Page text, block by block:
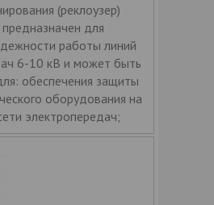
(реклоузер)
для
работы линий
6-10 кВ и может быть
обеспечения защиты
оборудования на
электропередач;